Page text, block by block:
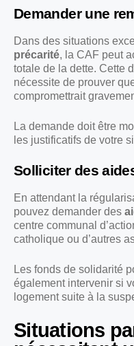
Demander une
Dans des situations
précarité, la CAF peut
totale de la dette. Cette
nécessite de prouver
compromettrait
La demande doit être
les justificatifs de votre
Solliciter des
En attendant la
pouvez demander des
centre communal
catholique ou d’autres
Les fonds de solidarité
également intervenir si
logement suite à la
Situations